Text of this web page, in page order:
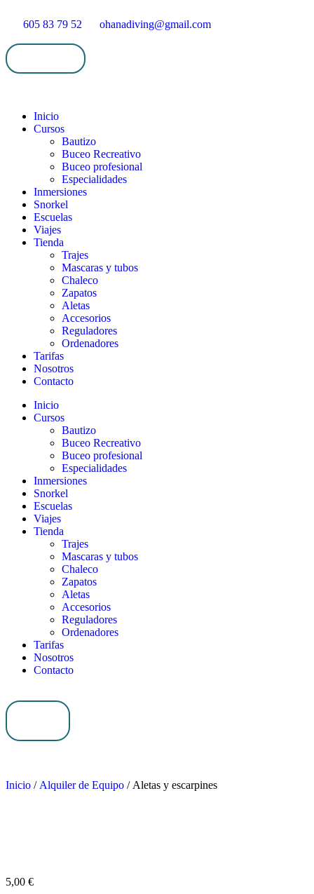
605 83 79 52 ohanadiving@gmail.com
Inicio
Cursos
Bautizo
Buceo Recreativo
Buceo profesional
Especialidades
Inmersiones
Snorkel
Escuelas
Viajes
Tienda
Trajes
Mascaras y tubos
Chaleco
Zapatos
Aletas
Accesorios
Reguladores
Ordenadores
Tarifas
Nosotros
Contacto
Inicio
Cursos
Bautizo
Buceo Recreativo
Buceo profesional
Especialidades
Inmersiones
Snorkel
Escuelas
Viajes
Tienda
Trajes
Mascaras y tubos
Chaleco
Zapatos
Aletas
Accesorios
Reguladores
Ordenadores
Tarifas
Nosotros
Contacto
Inicio / Alquiler de Equipo / Aletas y escarpines
5,00 €